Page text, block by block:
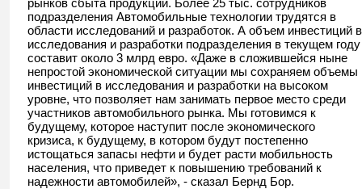
рынков сбыта продукции. Более 25 тыс. сотрудников
подразделения Автомобильные технологии трудятся в
области исследований и разработок. А объем инвестиций в
исследования и разработки подразделения в текущем году
составит около 3 млрд евро. «Даже в сложившейся ныне
непростой экономической ситуации мы сохраняем объемы
инвестиций в исследования и разработки на высоком
уровне, что позволяет нам занимать первое место среди
участников автомобильного рынка. Мы готовимся к
будущему, которое наступит после экономического
кризиса, к будущему, в котором будут постепенно
истощаться запасы нефти и будет расти мобильность
населения, что приведет к повышению требований к
надежности автомобилей», - сказал Бернд Бор.